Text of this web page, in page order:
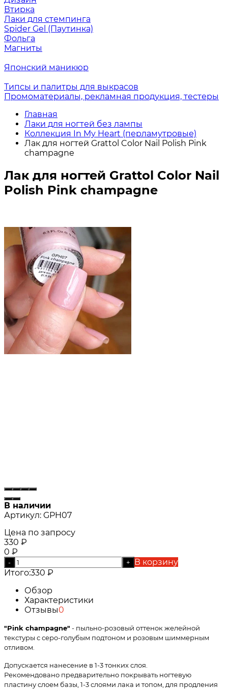
Втирка
Лаки для стемпинга
Spider Gel (Паутинка)
Фольга
Магниты
Японский маникюр
Типсы и палитры для выкрасов
Промоматериалы, рекламная продукция, тестеры
Главная
Лаки для ногтей без лампы
Коллекция In My Heart (перламутровые)
Лак для ногтей Grattol Color Nail Polish Pink
champagne
Лак для ногтей Grattol Color Nail
Polish Pink champagne
В наличии
Артикул: GPH07
Цена по запросу
330 ₽
0 ₽
- +
В корзину
Итого:330 ₽
Обзор
Характеристики
Отзывы0
"Pink champagne" - пыльно-розовый оттенок желейной
текстуры с серо-голубым подтоном и розовым шиммерным
отливом.
Допускается нанесение в 1-3 тонких слоя.
Рекомендовано предварительно покрывать ногтевую
пластину слоем базы, 1-3 слоями лака и топом, для продления